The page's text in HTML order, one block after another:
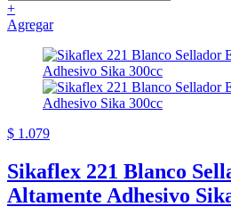
+
Agregar
$ 1.079
Sikaflex 221 Blanco
Altamente Adhesivo